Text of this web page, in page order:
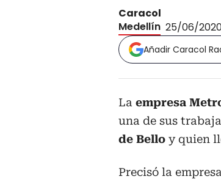
Caracol
Medellín 25/06/2020
Añadir Caracol
La empresa
una de sus
de Bello y quien
Precisó la